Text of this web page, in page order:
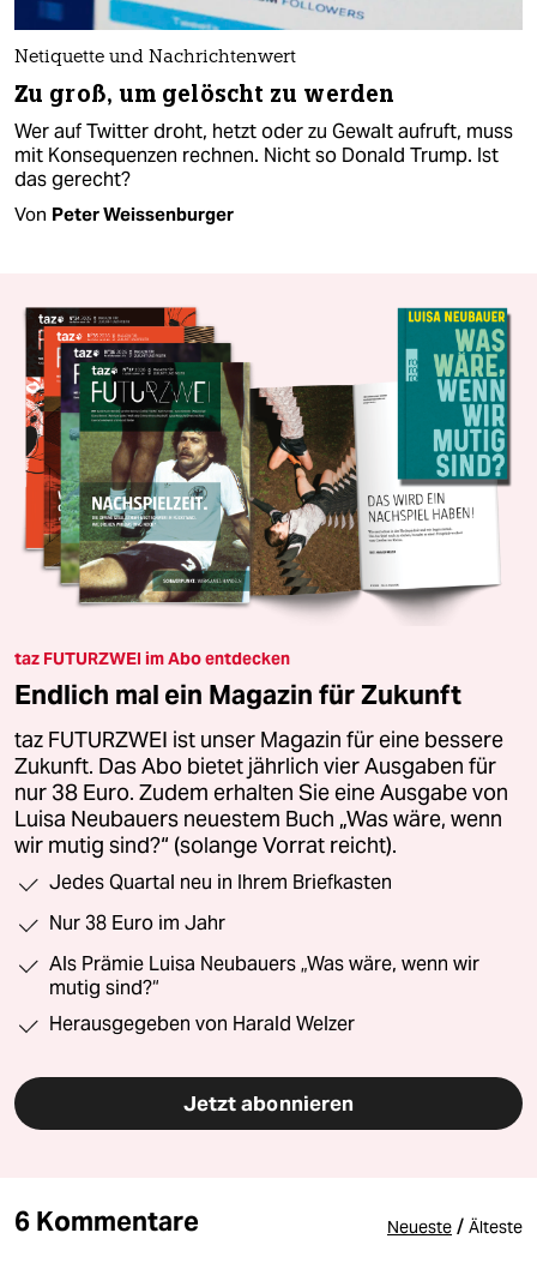
Netiquette und Nachrichtenwert
Zu groß, um gelöscht zu werden
Wer auf Twitter droht, hetzt oder zu Gewalt aufruft, muss
mit Konsequenzen rechnen. Nicht so Donald Trump. Ist
das gerecht?
Von Peter Weissenburger
taz FUTURZWEI im Abo entdecken
Endlich mal ein Magazin für Zukunft
taz FUTURZWEI ist unser Magazin für eine bessere
Zukunft. Das Abo bietet jährlich vier Ausgaben für
nur 38 Euro. Zudem erhalten Sie eine Ausgabe von
Luisa Neubauers neuestem Buch „Was wäre, wenn
wir mutig sind?“ (solange Vorrat reicht).
Jedes Quartal neu in Ihrem Briefkasten
Nur 38 Euro im Jahr
Als Prämie Luisa Neubauers „Was wäre, wenn wir
mutig sind?“
Herausgegeben von Harald Welzer
Jetzt abonnieren
6 Kommentare Neueste / Älteste